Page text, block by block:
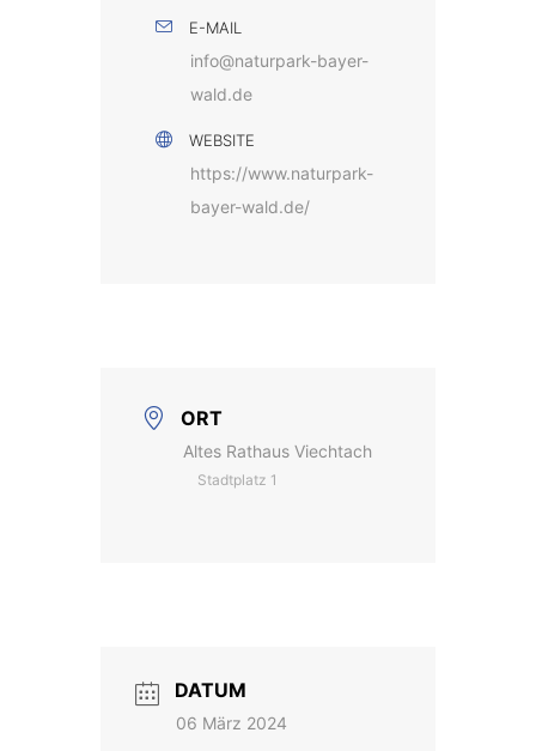
E-MAIL
info@naturpark-bayer-
wald.de
WEBSITE
https://www.naturpark-
bayer-wald.de/
ORT
Altes Rathaus Viechtach
Stadtplatz 1
DATUM
06 März 2024